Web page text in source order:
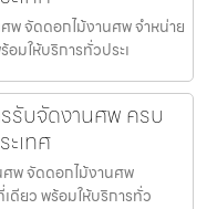
พ จัดดอกไม้งานศพ จำหน่าย
มให้บริการทั่วประเ
รับจัดงานศพ ครบ
เทศ
ศพ จัดดอกไม้งานศพ
ดียว พร้อมให้บริการทั่ว